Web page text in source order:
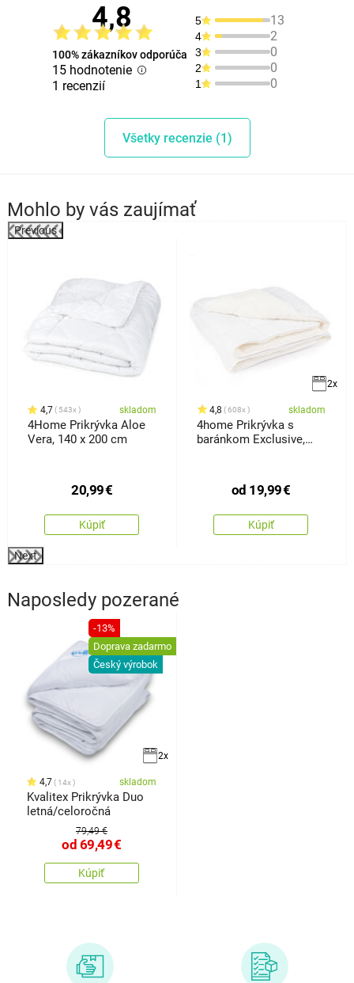
4,8
100% zákazníkov odporúča
15 hodnotenie
1 recenzií
5 13
4 2
3 0
2 0
1 0
Všetky recenzie (1)
Mohlo by vás zaujímať
Previous
4,7 543x skladom
4Home Prikrývka Aloe
Vera, 140 x 200 cm
20,99€
Kúpiť
2x
4,8 608x skladom
4home Prikrývka s
baránkom Exclusive,
od 19,99€
Kúpiť
Next
Naposledy pozerané
-13%
Doprava zadarmo
Český výrobok
2x
4,7 14x skladom
Kvalitex Prikrývka Duo
letná/celoročná
79,49 €
od 69,49€
Kúpiť